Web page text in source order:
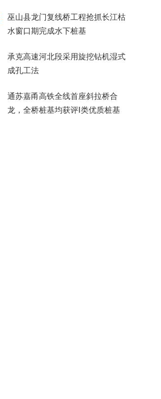
巫山县龙门复线桥工程抢抓长江枯
水窗口期完成水下桩基
承克高速河北段采用旋挖钻机湿式
成孔工法
通苏嘉甬高铁全线首座斜拉桥合
龙，全桥桩基均获评Ⅰ类优质桩基